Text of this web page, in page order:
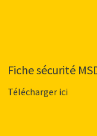
Fiche sécurité
Télécharger ici